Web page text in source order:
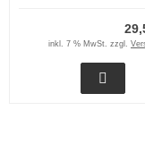
inkl. 7 % MwSt. zzgl.